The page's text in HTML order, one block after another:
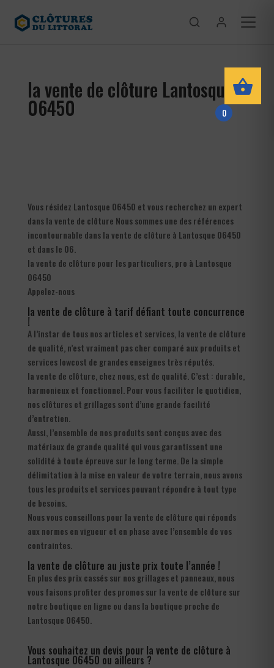
la vente de clôture Lantosque
06450
Vous résidez Lantosque 06450 et vous recherchez un expert
dans la vente de clôture Nous sommes une des références
incontournable dans la vente de clôture à Lantosque 06450
et dans le 06.
la vente de clôture pour les particuliers, pro à Lantosque
06450
Appelez-nous
la vente de clôture à tarif défiant toute concurrence
!
A l’instar de tous nos articles et services, la vente de clôture
de qualité, n’est vraiment pas cher comparé aux produits et
services lowcost de grandes enseignes très réputés.
la vente de clôture, chez nous, est de qualité. C’est : durable,
harmonieux et fonctionnel. Pour vous faciliter le quotidien,
nos clôtures et grillages sont d’une grande facilité
d’entretien.
Aussi, l’ensemble de nos produits sont conçus avec des
matériaux de grande qualité qui vous garantissent une
solidité à toute épreuve sur le long terme. De la simple
délimitation à la mise en valeur de votre terrain, nous avons
tous les produits et services pouvant répondre à tout type
de besoins.
Nous vous conseillons pour la vente de clôture qui réponds
aux normes en vigueur et en phase avec l’ensemble de vos
contraintes.
la vente de clôture au juste prix toute l’année !
En plus des prix cassés sur nos grillages et panneaux, nous
vous faisons profiter des promos sur la vente de clôture sur
notre boutique en ligne ou dans la boutique proche de
Lantosque 06450.
Vous souhaitez un devis pour la vente de clôture à
Lantosque 06450 ou ailleurs ?
0